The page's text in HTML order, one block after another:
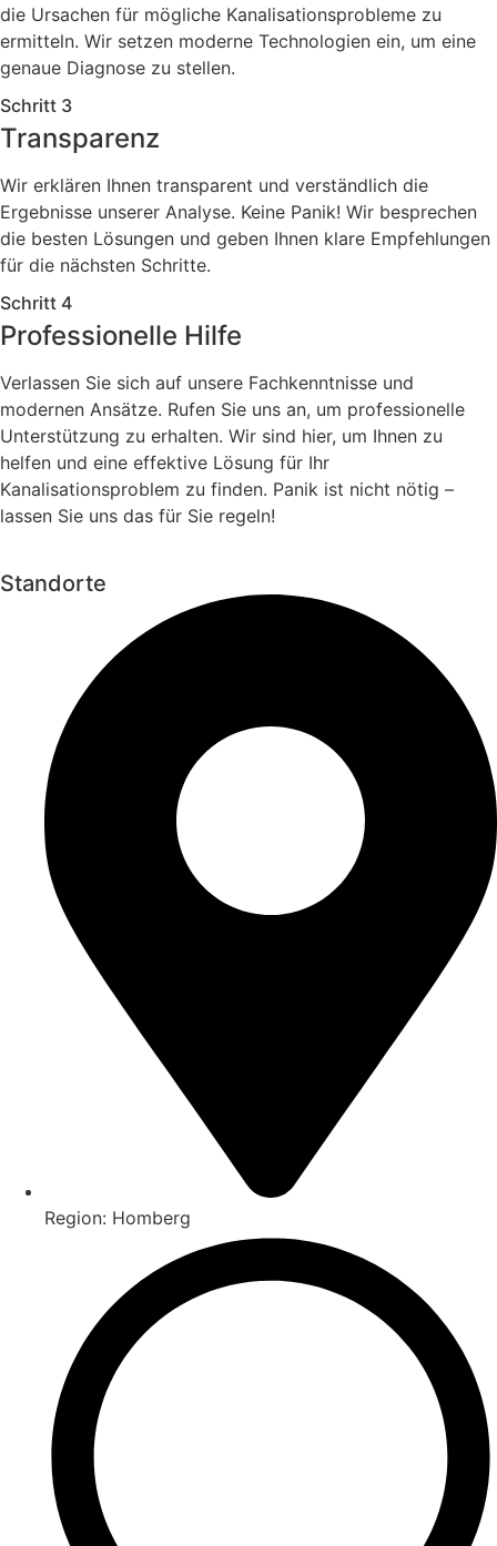
die Ursachen für mögliche Kanalisationsprobleme zu
ermitteln. Wir setzen moderne Technologien ein, um eine
genaue Diagnose zu stellen.
Schritt 3
Transparenz
Wir erklären Ihnen transparent und verständlich die
Ergebnisse unserer Analyse. Keine Panik! Wir besprechen
die besten Lösungen und geben Ihnen klare Empfehlungen
für die nächsten Schritte.
Schritt 4
Professionelle Hilfe
Verlassen Sie sich auf unsere Fachkenntnisse und
modernen Ansätze. Rufen Sie uns an, um professionelle
Unterstützung zu erhalten. Wir sind hier, um Ihnen zu
helfen und eine effektive Lösung für Ihr
Kanalisationsproblem zu finden. Panik ist nicht nötig –
lassen Sie uns das für Sie regeln!
Standorte
Region: Homberg